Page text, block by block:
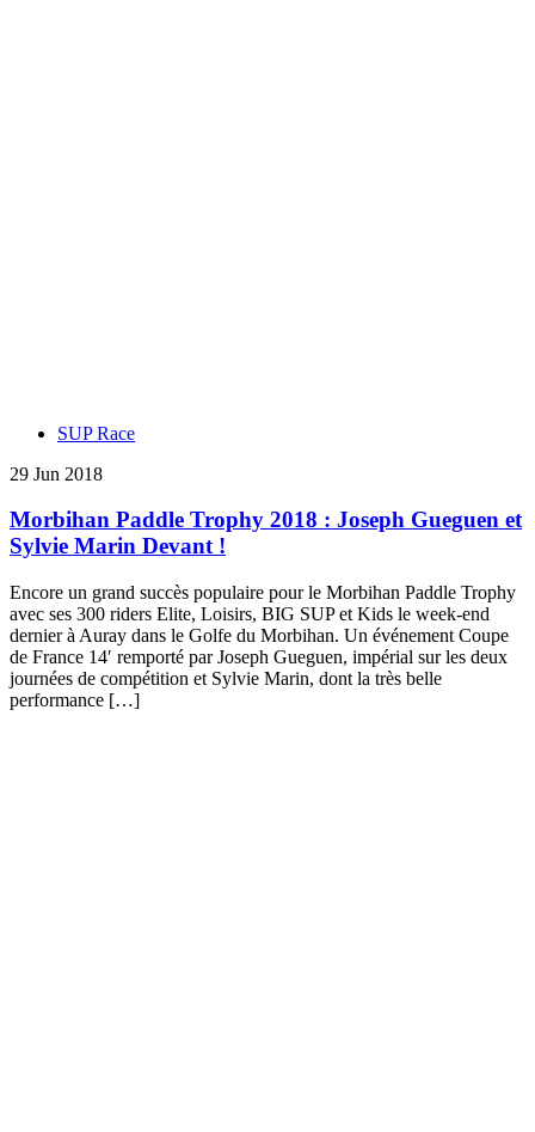
SUP Race
29 Jun 2018
Morbihan Paddle Trophy 2018 : Joseph Gueguen et
Sylvie Marin Devant !
Encore un grand succès populaire pour le Morbihan Paddle Trophy
avec ses 300 riders Elite, Loisirs, BIG SUP et Kids le week-end
dernier à Auray dans le Golfe du Morbihan. Un événement Coupe
de France 14′ remporté par Joseph Gueguen, impérial sur les deux
journées de compétition et Sylvie Marin, dont la très belle
performance […]